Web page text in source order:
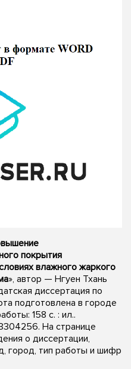
покрытия
влажного жаркого
», автор — Нгуен Тхань
диссертация по
подготовлена в городе
158 с. : ил..
На странице
о диссертации,
город, тип работы и шифр